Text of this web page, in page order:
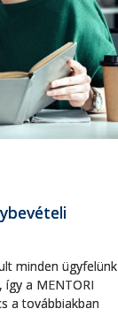
minden ügyfelünk
a MENTORI
a továbbiakban